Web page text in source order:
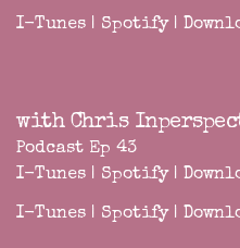
I-Tunes | Spotify|
with Chris
Podcast Ep 43
I-Tunes | Spotify|
I-Tunes | Spotify|